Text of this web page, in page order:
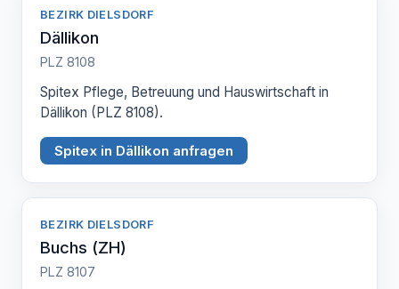
BEZIRK DIELSDORF
Dällikon
PLZ 8108
Spitex Pflege, Betreuung und Hauswirtschaft in
Dällikon (PLZ 8108).
Spitex in Dällikon anfragen
BEZIRK DIELSDORF
Buchs (ZH)
PLZ 8107